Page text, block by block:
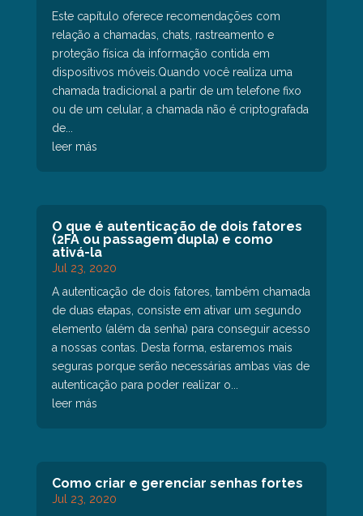
Este capítulo oferece recomendações com
relação a chamadas, chats, rastreamento e
proteção física da informação contida em
dispositivos móveis.Quando você realiza uma
chamada tradicional a partir de um telefone fixo
ou de um celular, a chamada não é criptografada
de...
leer más
O que é autenticação de dois fatores
(2FA ou passagem dupla) e como
ativá-la
Jul 23, 2020
A autenticação de dois fatores, também chamada
de duas etapas, consiste em ativar um segundo
elemento (além da senha) para conseguir acesso
a nossas contas. Desta forma, estaremos mais
seguras porque serão necessárias ambas vias de
autenticação para poder realizar o...
leer más
Como criar e gerenciar senhas fortes
Jul 23, 2020